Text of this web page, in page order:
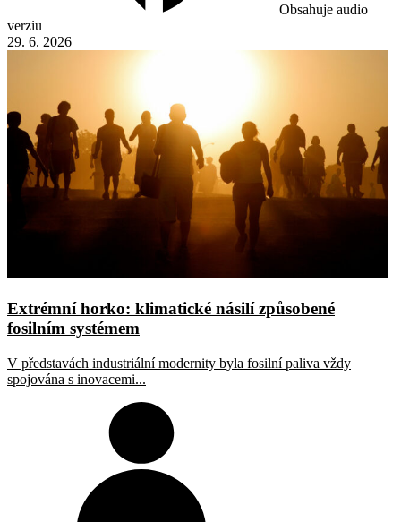
Obsahuje audio
verziu
29. 6. 2026
Extrémní horko: klimatické násilí způsobené
fosilním systémem
V představách industriální modernity byla fosilní paliva vždy
spojována s inovacemi...